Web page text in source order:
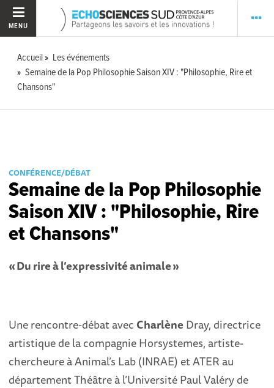
MENU
Accueil
Les événements
Semaine de la Pop Philosophie Saison XIV : "Philosophie, Rire et
Chansons"
CONFÉRENCE/DÉBAT
Semaine de la Pop Philosophie
Saison XIV : "Philosophie, Rire
et Chansons"
« Du rire à l’expressivité animale »
Une rencontre-débat avec Charlène Dray, directrice
artistique de la compagnie Horsystemes, artiste-
chercheure à Animal’s Lab (INRAE) et ATER au
département Théâtre à l’Université Paul Valéry de